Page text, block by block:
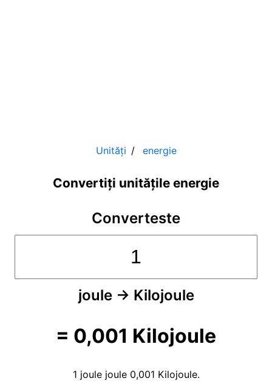
Unități energie
Convertiți unitățile energie
Converteste
joule → Kilojoule
= 0,001 Kilojoule
1 joule joule 0,001 Kilojoule.